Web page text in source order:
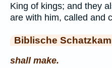
King of kings; and they
are with him, called and
Biblische
shall make.